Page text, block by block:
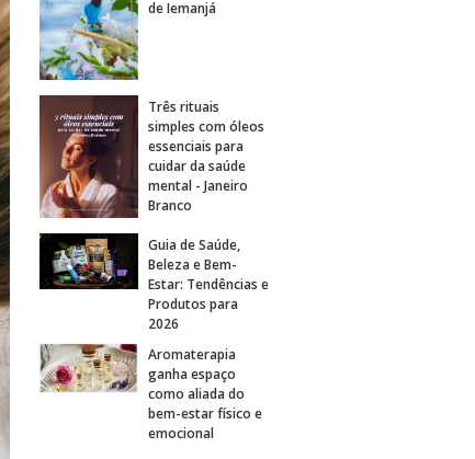
de Iemanjá
Três rituais
simples com óleos
essenciais para
cuidar da saúde
mental - Janeiro
Branco
Guia de Saúde,
Beleza e Bem-
Estar: Tendências e
Produtos para
2026
Aromaterapia
ganha espaço
como aliada do
bem-estar físico e
emocional